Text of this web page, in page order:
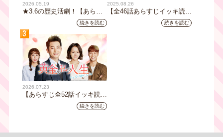
2026.05.19
★3.6の歴史活劇！【あらす
じ全32話イッキ読み】韓国ド
ラマ『鉄の王 キム・スロ』
｜テレビ大阪5月20日(水)あ
さ8時00分スタート【TVer配
信あり】
続きを読む
2025.08.26
【全46話あらすじイッキ読
み】韓国ドラマ『火の女神
ジョンイ』｜テレビ大阪 9
続きを読む
3
2026.07.23
【あらすじ全52話イッキ読
み】韓国ドラマ『黄金の私の
人生』｜テレビ大阪 月曜～
続きを読む